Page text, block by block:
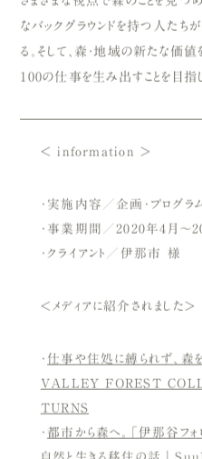
なバックグラウンドを持つ人たち
る。そして、森・地域の新たな価
100の仕事を生み出すことを目指し
・実施内容／企画・プログ
・事業期間／2020年4月～
・クライアント／伊那市 様
＜メディアに紹介されました＞
仕事や住処に縛られず、森
VALLEY FOREST
都市から森へ。「伊那谷フォ
自然と生きる移住の話｜